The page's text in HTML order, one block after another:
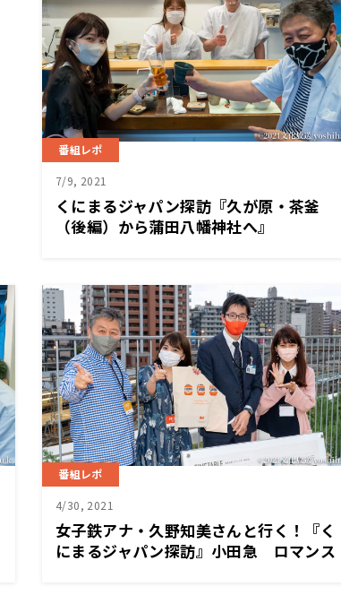
番組レポ
7/9, 2021
くにまるジャパン探訪『久が原・茶釜
（後編）から蒲田八幡神社へ』
番組レポ
4/30, 2021
女子鉄アナ・久野知美さんと行く！『く
にまるジャパン探訪』小田急 ロマンス